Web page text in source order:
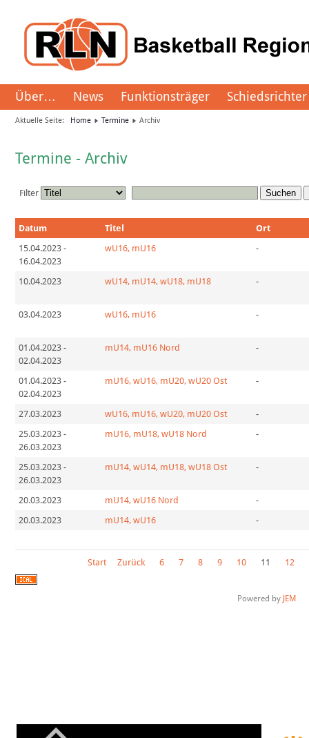
Über… News Funktionsträger Schiedsrichter
Aktuelle Seite: Home Termine Archiv
Termine - Archiv
Filter Suchen
Datum Titel
Ort
15.04.2023 -
16.04.2023
wU16, mU16 -
10.04.2023 wU14, mU14, wU18, mU18 -
03.04.2023 wU16, mU16 -
01.04.2023 -
02.04.2023
mU14, mU16 Nord -
01.04.2023 -
02.04.2023
mU16, wU16, mU20, wU20 Ost -
27.03.2023 wU16, mU16, wU20, mU20 Ost
-
25.03.2023 -
26.03.2023
mU16, mU18, wU18 Nord -
25.03.2023 -
26.03.2023
mU14, wU14, mU18, wU18 Ost -
20.03.2023 mU14, wU16 Nord
-
20.03.2023
mU14, wU16 -
Start Zurück 6 7 8 9 10 11 12
Powered by JEM